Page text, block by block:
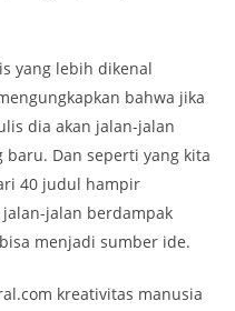
yang lebih dikenal
bahwa jika
dia akan jalan-jalan
Dan seperti yang kita
40 judul hampir
jalan berdampak
menjadi sumber ide.
kreativitas manusia